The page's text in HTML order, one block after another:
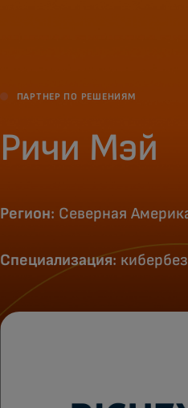
Для всего мира
Новости и тренды
ПАРТНЕР ПО РЕШЕНИЯМ
Ричи Мэй
Регион: Северная
Специализация: